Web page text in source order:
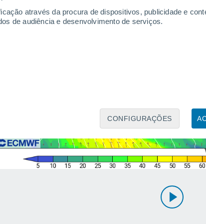
através da procura de dispositivos, publicidade e
de audiência e desenvolvimento de serviços.
CONFIGURAÇÕES